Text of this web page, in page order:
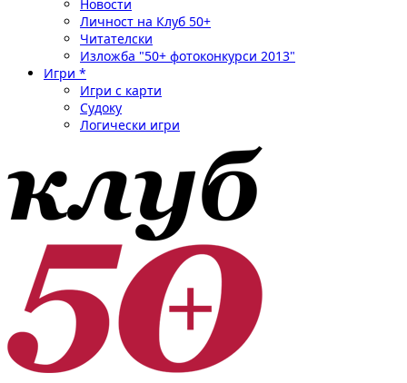
Новости
Личност на Клуб 50+
Читателски
Изложба "50+ фотоконкурси 2013"
Игри *
Игри с карти
Судоку
Логически игри